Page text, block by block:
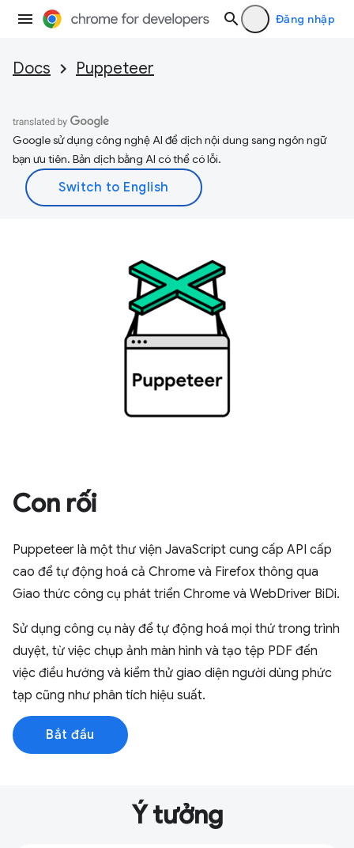
Đăng nhập
Docs Puppeteer
Google sử dụng công nghệ AI để dịch nội dung sang ngôn ngữ
bạn ưu tiên. Bản dịch bằng AI có thể có lỗi.
Con rối
Puppeteer là một thư viện JavaScript cung cấp API cấp
cao để tự động hoá cả Chrome và Firefox thông qua
Giao thức công cụ phát triển Chrome và WebDriver BiDi.
Sử dụng công cụ này để tự động hoá mọi thứ trong trình
duyệt, từ việc chụp ảnh màn hình và tạo tệp PDF đến
việc điều hướng và kiểm thử giao diện người dùng phức
tạp cũng như phân tích hiệu suất.
Bắt đầu
Ý tưởng